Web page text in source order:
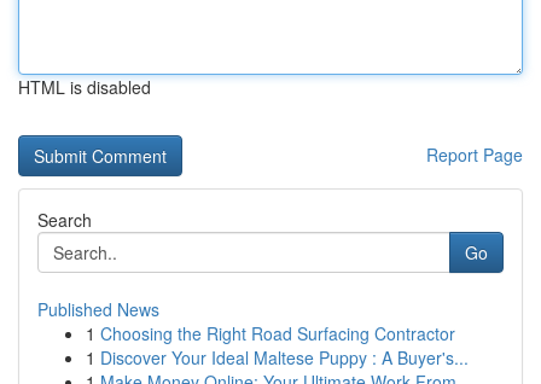
HTML is disabled
Report Page
Search
Go
Published News
1 Choosing the Right Road Surfacing Contractor
1 Discover Your Ideal Maltese Puppy : A Buyer's...